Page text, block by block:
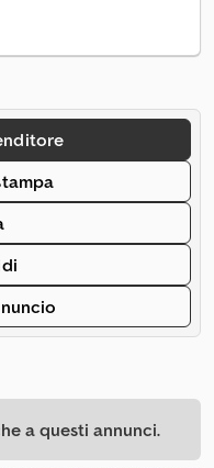
a questi annunci.